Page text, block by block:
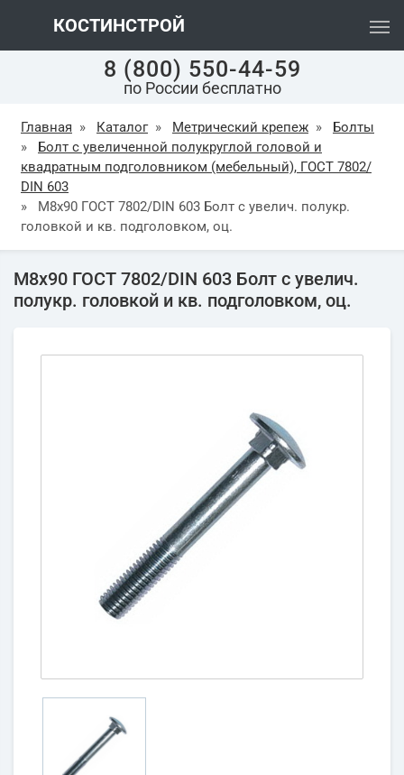
КОСТИНСТРОЙ
8 (800) 550-44-59
по России бесплатно
Главная » Каталог » Метрический крепеж »
Болты
»
Болт с увеличенной полукруглой головой и
квадратным подголовником (мебельный), ГОСТ 7802/
DIN 603
»
М8х90 ГОСТ 7802/DIN 603 Болт с увелич. полукр.
головкой и кв. подголовком, оц.
М8х90 ГОСТ 7802/DIN 603 Болт с увелич.
полукр. головкой и кв. подголовком, оц.